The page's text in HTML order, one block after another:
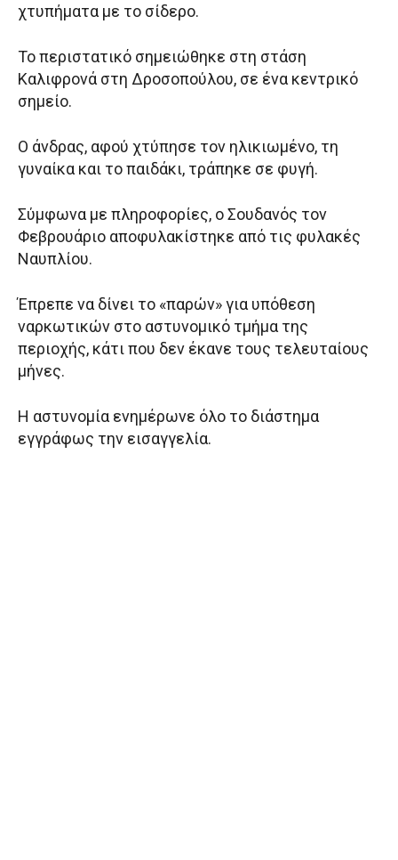
χτυπήματα με το σίδερο.
Το περιστατικό σημειώθηκε στη στάση
Καλιφρονά στη Δροσοπούλου, σε ένα κεντρικό
σημείο.
Ο άνδρας, αφού χτύπησε τον ηλικιωμένο, τη
γυναίκα και το παιδάκι, τράπηκε σε φυγή.
Σύμφωνα με πληροφορίες, ο Σουδανός τον
Φεβρουάριο αποφυλακίστηκε από τις φυλακές
Ναυπλίου.
Έπρεπε να δίνει το «παρών» για υπόθεση
ναρκωτικών στο αστυνομικό τμήμα της
περιοχής, κάτι που δεν έκανε τους τελευταίους
μήνες.
Η αστυνομία ενημέρωνε όλο το διάστημα
εγγράφως την εισαγγελία.